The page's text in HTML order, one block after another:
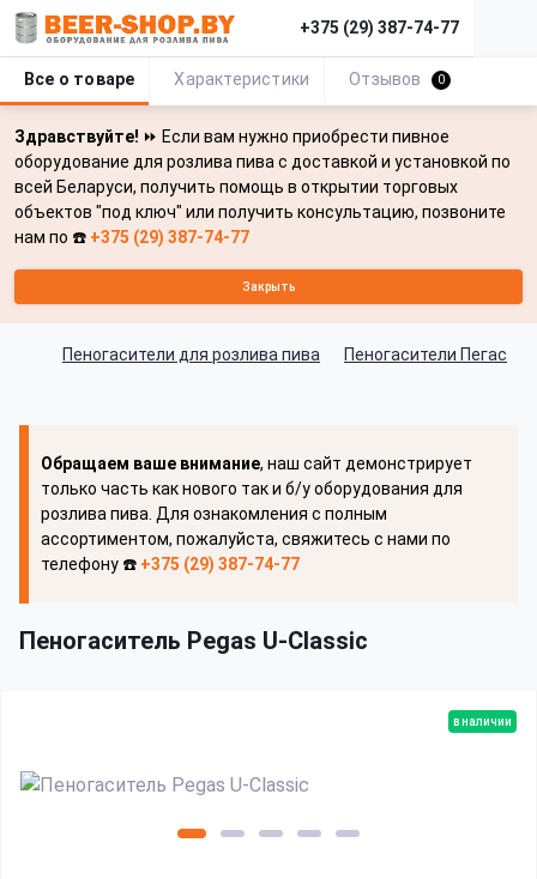
Здравствуйте! ⏩ Если вам нужно приобрести пивное
оборудование для розлива пива с доставкой и установкой по
всей Беларуси, получить помощь в открытии торговых
объектов "под ключ" или получить консультацию, позвоните
нам по ☎️ +375 (29) 387-74-77
Закрыть
+375 (29) 387-74-77
Пеногасители для розлива пива Пеногасители Пегас
Обращаем ваше внимание, наш сайт демонстрирует
только часть как нового так и б/у оборудования для
розлива пива. Для ознакомления с полным
ассортиментом, пожалуйста, свяжитесь с нами по
телефону ☎️ +375 (29) 387-74-77
Пеногаситель Pegas U-Classic
Все о товаре Характеристики Отзывов 0
в наличии